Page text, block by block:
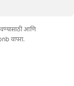
आणि
वापरा.